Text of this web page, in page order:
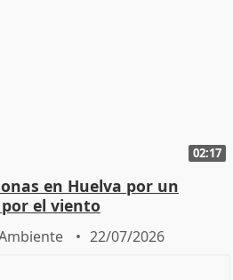
02:17
en Huelva por un
el viento
22/07/2026